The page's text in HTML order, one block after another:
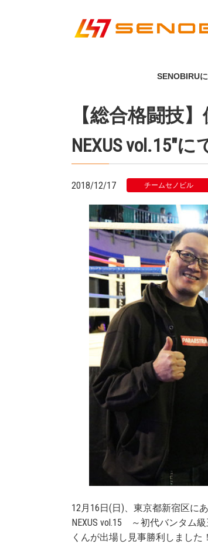
SENOBIRU
【総合格闘技
NEXUS vol.15″
2018/12/17 チームセノビル
12月16日(日)、東京都新宿区に
NEXUS vol.15 ～初代バンタム
くんが出場し見事勝利しました！